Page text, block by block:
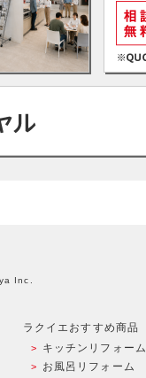
Inc.
ラクイエおすすめ商品
キッチンリフォーム
お風呂リフォーム